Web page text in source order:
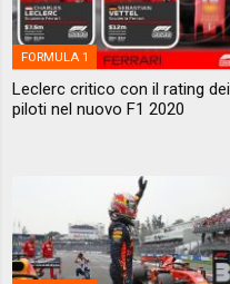
FORMULA 1
Leclerc critico con il rating dei
piloti nel nuovo F1 2020